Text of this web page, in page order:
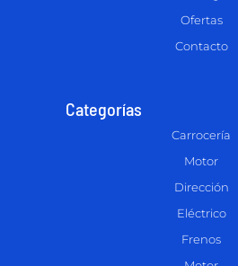
Ofertas
Contacto
Categorías
Carrocería
Motor
Dirección
Eléctrico
Frenos